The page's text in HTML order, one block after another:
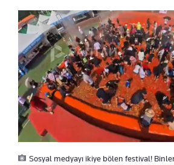
Sosyal medyayı ikiye bölen festival!